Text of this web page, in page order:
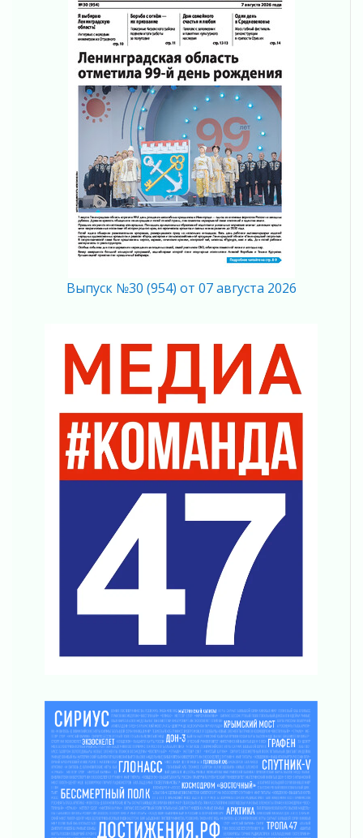
Кадрового центра – 2026» подведены!
04 августа 2026
Ставка на дисциплину на перекрестках
04 августа 2026
В Ленобласти растет потребление
мобильного трафика
04 августа 2026
Полумрак бьёт по карману
04 августа 2026
Вниманию автомобилистов!
04 августа 2026
Память, сталь и музыка
04 августа 2026
Регион готовится к выборам
Никакого принуждения, только письменное
Без риска для здоровья и кошелька
04 августа 2026
Важная информация
04 августа 2026
Что делать со сбережениями
04 августа 2026
Награды нашли строителей
Ленобласть повышает производительность
03 августа 2026
Поддержка волонтерских объединений
03 августа 2026
Ладожский мост полностью закроют на два
Музеи Ленобласти обновляют пространства
Новая площадка: 2027
03 августа 2026
Часть медиков в Ленобласти сможет
рассчитывать на доплату от региона
03 августа 2026
За сутки в Ленинградской области
ликвидировали 10 пожаров
03 августа 2026
Выпуск №30 (954) от 07 августа 2026